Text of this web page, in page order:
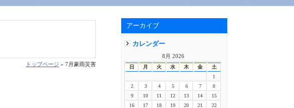
アーカイブ
カレンダー
8月 2026
日 月 火 水 木 金 土
1
2
3 4 5 6 7
8
9
10 11 12 13 14
15
16
17 18 19 20 21
22
トップページ » 7月豪雨災害